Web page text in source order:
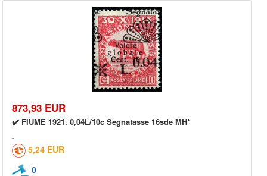
873,93 EUR
✔️ FIUME 1921. 0,04L/10c Segnatasse 16sde MH*
5,24 EUR
0